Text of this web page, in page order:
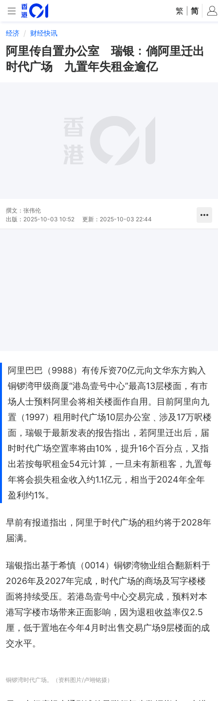
繁 简
经济 财经快讯
阿里传自置办公室 瑞银﹕倘阿里迁出
时代广场 九置年失租金逾亿
撰文： 张伟伦
出版： 2025-10-03 10:52 更新： 2025-10-03 22:44
阿里巴巴（9988）有传斥资70亿元向文华东方购入
铜锣湾甲级商厦“港岛壹号中心”最高13层楼面，有市
场人士预料阿里会将相关楼面作自用。目前阿里向九
置（1997）租用时代广场10层办公室﹑涉及17万呎楼
面，瑞银于最新发表的报告指出，若阿里迁出后，届
时时代广场空置率将由10%，提升16个百分点，又指
出若按每呎租金54元计算，一旦未有新租客，九置每
年将会损失租金收入约1.1亿元，相当于2024年全年
盈利约1%。
早前有报道指出，阿里于时代广场的租约将于2028年
届满。
瑞银指出基于希慎（0014）铜锣湾物业组合翻新料于
2026年及2027年完成，时代广场的商场及写字楼楼
面将持续受压。若港岛壹号中心交易完成，预料对本
港写字楼市场带来正面影响，因为退租收益率仅2.5
厘，低于置地在今年4月时出售交易广场9层楼面的成
交水平。
铜锣湾时代广场。（资料图片/卢翊铭摄）